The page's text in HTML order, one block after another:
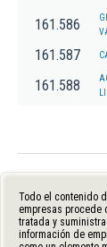
161.586
161.587
161.588
Todo el contenido
empresas procede
tratada y
información de